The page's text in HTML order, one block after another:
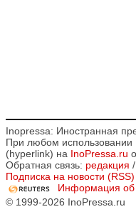
Inopressa: Иностранная
При любом использовании
(hyperlink) на InoPressa.ru
Обратная связь: редакция /
Подписка на новости (RSS)
Информация об
© 1999-2026 InoPressa.ru